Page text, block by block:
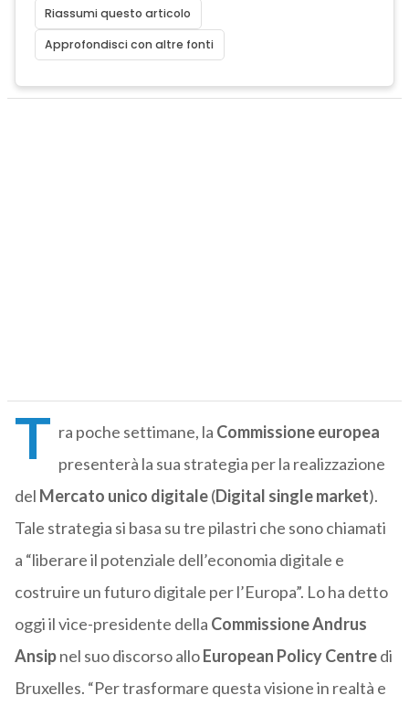
Riassumi questo articolo
Approfondisci con altre fonti
T ra poche settimane, la Commissione europea
presenterà la sua strategia per la realizzazione
del Mercato unico digitale(Digital single market).
Tale strategia si basa su tre pilastri che sono chiamati
a “liberare il potenziale dell’economia digitale e
costruire un futuro digitale per l’Europa”. Lo ha detto
oggi il vice-presidente della Commissione Andrus
Ansipnel suo discorso alloEuropean Policy Centredi
Bruxelles. “Per trasformare questa visione in realtà e